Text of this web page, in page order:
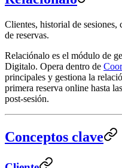
Clientes, historial de sesiones,
de reservas.
Relaciónalo es el módulo de
Digitalo. Opera dentro de
principales y gestiona la
primera reserva online hasta
post-sesión.
Conceptos clave